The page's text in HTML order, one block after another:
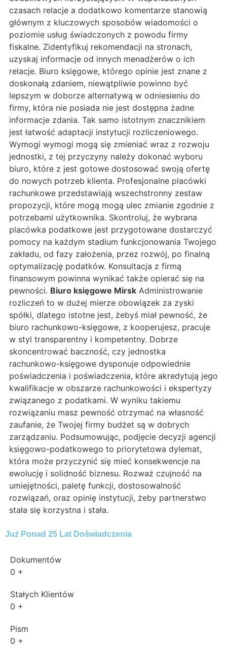
czasach relacje a dodatkowo komentarze stanowią
głównym z kluczowych sposobów wiadomości o
poziomie usług świadczonych z powodu firmy
fiskalne. Zidentyfikuj rekomendacji na stronach,
uzyskaj informacje od innych menadżerów o ich
relacje. Biuro księgowe, którego opinie jest znane z
doskonałą zdaniem, niewątpliwie powinno być
lepszym w doborze alternatywą w odniesieniu do
firmy, która nie posiada nie jest dostępna żadne
informacje zdania. Tak samo istotnym znacznikiem
jest łatwość adaptacji instytucji rozliczeniowego.
Wymogi wymogi mogą się zmieniać wraz z rozwoju
jednostki, z tej przyczyny należy dokonać wyboru
biuro, które z jest gotowe dostosować swoją ofertę
do nowych potrzeb klienta. Profesjonalne placówki
rachunkowe przedstawiają wszechstronny zestaw
propozycji, które mogą mogą ulec zmianie zgodnie z
potrzebami użytkownika. Skontroluj, że wybrana
placówka podatkowe jest przygotowane dostarczyć
pomocy na każdym stadium funkcjonowania Twojego
zakładu, od fazy założenia, przez rozwój, po finalną
optymalizację podatków. Konsultacja z firmą
finansowym powinna wynikać także opierać się na
pewności. Biuro księgowe Mirsk Administrowanie
rozliczeń to w dużej mierze obowiązek za zyski
spółki, dlatego istotne jest, żebyś miał pewność, że
biuro rachunkowo-księgowe, z kooperujesz, pracuje
w styl transparentny i kompetentny. Dobrze
skoncentrować baczność, czy jednostka
rachunkowo-księgowe dysponuje odpowiednie
poświadczenia i poświadczenia, które akredytują jego
kwalifikacje w obszarze rachunkowości i ekspertyzy
związanego z podatkami. W wyniku takiemu
rozwiązaniu masz pewność otrzymać na własność
zaufanie, że Twojej firmy budżet są w dobrych
zarządzaniu. Podsumowując, podjęcie decyzji agencji
księgowo-podatkowego to priorytetowa dylemat,
która może przyczynić się mieć konsekwencje na
ewolucję i solidność biznesu. Rozważ czujność na
umiejętności, paletę funkcji, dostosowalność
rozwiązań, oraz opinię instytucji, żeby partnerstwo
stała się korzystna i stała.
Już Ponad 25 Lat Doświadczenia
Dokumentów
0 +
Stałych Klientów
0 +
Pism
0 +